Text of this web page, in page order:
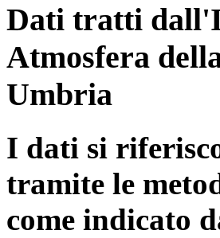
Dati tratti
Atmosfera
Umbria
I dati si
tramite le
come indicato